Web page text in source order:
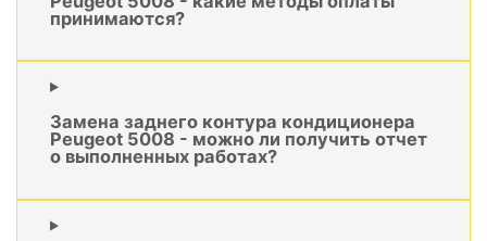
принимаются?
Замена заднего контура кондиционера
Peugeot 5008 - можно ли получить отчет
о выполненных работах?